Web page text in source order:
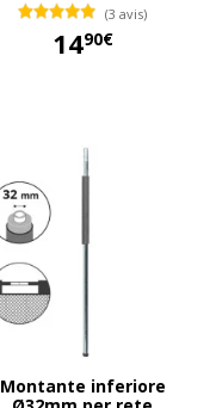
(3 avis)
1490€
Montante inferiore